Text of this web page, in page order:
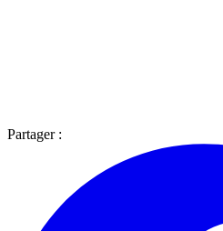
Partager :